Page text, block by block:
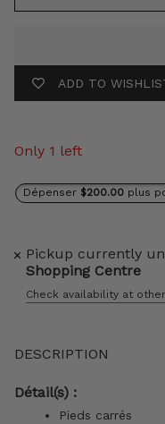
ADD TO
Only 1 left
Dépenser $200.00 plus
Pickup currently
Shopping Centre
Check availability at
DESCRIPTION
Détail(s) :
Pieds carrés